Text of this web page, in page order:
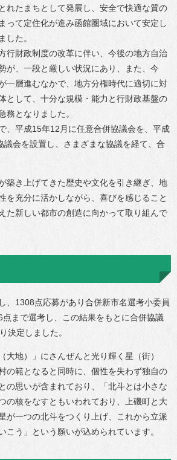
れたまちとして発展し、安全で快適な質の
って定住化が進み函館圏域において安定し
した。
行財政制度の改革に伴い、今後の地方自治
が、一段と厳しい状況にあり、また、今
一層進むなかで、地方分権時代に適切に対
として、十分な規模・能力と行財政基盤の
務となりました。
、平成15年12月に任意合併協議会を、平成
議会を設置し、さまざまな協議を経て、合
築き上げてきた歴史や文化を引き継ぎ、地
を充分に活かしながら、喜びを感じること
た新しい都市の創造に向かって取り組んで
、1308点応募があり合併新市名選考小委員
まで選考し、この結果をもとに合併協議
決定しました。
大地）」にさんぜんと光り輝く星（街）
の範となると同時に、個性を失わず独自の
の思いが含まれており、「北斗とは小さな
の核をなすともいわれており、上磯町と大
が一つの北斗をつくり上げ、これから立派
こう」という願いが込められています。